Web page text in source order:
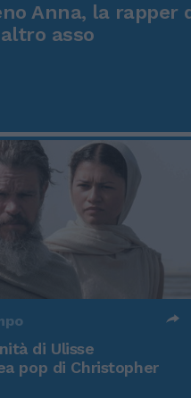
Anna, la rapper
asso
di Ulisse
pop di Christopher